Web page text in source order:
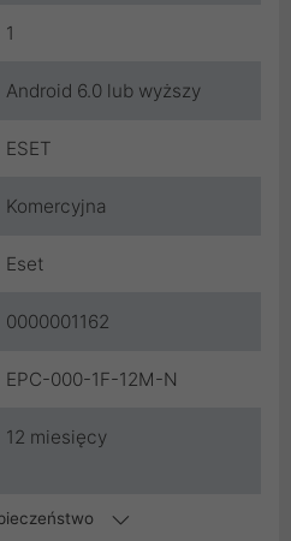
1
Android 6.0 lub wyższy
ESET
Komercyjna
Eset
0000001162
EPC-000-1F-12M-N
12 miesięcy